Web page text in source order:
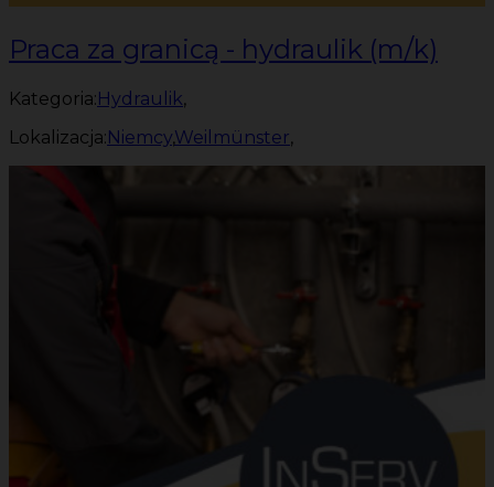
Praca za granicą - hydraulik (m/k)
Kategoria:Hydraulik,
Lokalizacja:Niemcy,Weilmünster,